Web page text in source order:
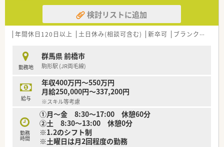
します。
【募集背景と求める人物像について】
■本年9月に退職予定のスタッフがいるための欠員補充の急募案
い。
■地域の患者様に寄り添い、少しの変化にも気づいて対応できる
ような、思いやりのあるコミュニケーションを取れる方を求めて
います。
■在宅業務も行っているため、地域医療に熱意を持ち、積極的に
新しい知識を学んでいく前向きな姿勢のある方を大歓迎いたし
ます。
【職場環境と雰囲気】
■患者様から感謝の言葉をいただけるアットホームな雰囲気の
職場で、スタッフ全員が同じ気持ちで笑顔あふれる対応を行って
検討リストに追加
年間休日120日以上 土日休み(相談可含む) 新卒可 ブランク可
勤務地
群馬県 前橋市
駒形駅 (JR両毛線)
給与
年収400万円～550万円
月給250,000円～337,200円
※スキル等考慮
勤務
時間
①月～金 8:30～17:00 休憩60分
②土 8:30～13:00 休憩0分
※1.2のシフト制
※土曜日は月2回程度の勤務